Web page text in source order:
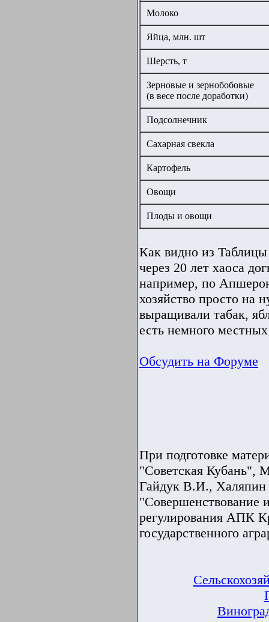
Молоко
Яйца, млн. шт
Шерсть, т
Зерновые и зернобобовые
(в весе после доработки)
Подсолнечник
Сахарная свекла
Картофель
Овощи
Плоды и овощи
Как видно из
через 20 лет хаоса
например, по
хозяйство просто на
выращивали табак,
есть немного
Обсудить на Форуме
При подготовке
"Советская Кубань",
Гайдук В.И.,
"Совершенствование
регулирования АПК
государственного